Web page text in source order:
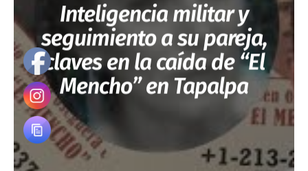
Inteligencia militar y
seguimiento a su pareja,
claves en la caída de “El
Mencho” en Tapalpa